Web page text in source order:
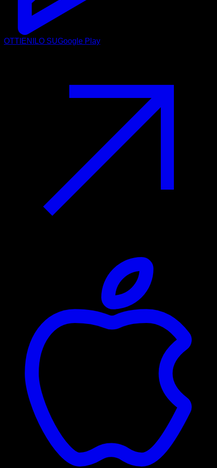
OTTIENILO SUGoogle Play